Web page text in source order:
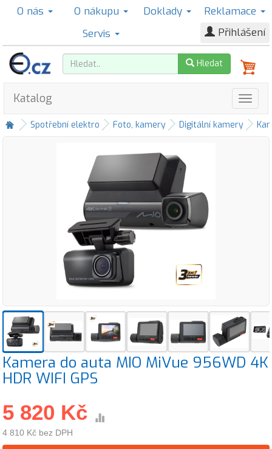
O nás O nákupu Doklady
Reklamace
Servis
Přihlášení
Hledat
Katalog
Spotřební elektro Foto, kamery Digitální kamery
Kamera do auta MIO MiVue 956WD 4K
HDR WIFI GPS
5 820 Kč
4 810 Kč bez DPH